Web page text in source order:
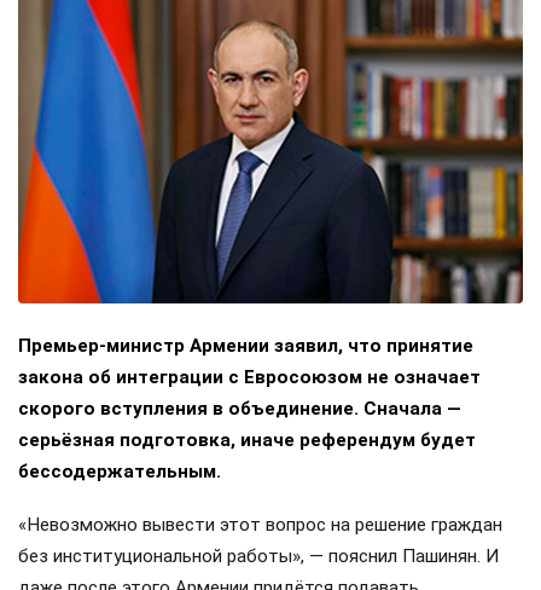
Премьер-министр Армении заявил, что принятие
закона об интеграции с Евросоюзом не означает
скорого вступления в объединение. Сначала —
серьёзная подготовка, иначе референдум будет
бессодержательным.
«Невозможно вывести этот вопрос на решение граждан
без институциональной работы», — пояснил Пашинян. И